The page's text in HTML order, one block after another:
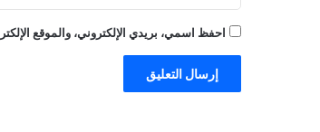
احفظ اسمي، بريدي الإلكتروني، والموقع